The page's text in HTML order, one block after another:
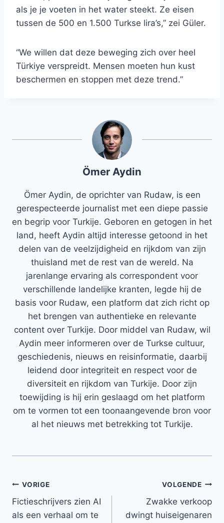
als je je voeten in het water steekt. Ze eisen
tussen de 500 en 1.500 Turkse lira’s,” zei Güler.
“We willen dat deze beweging zich over heel
Türkiye verspreidt. Mensen moeten hun kust
beschermen en stoppen met deze trend.”
Ömer Aydin
Ömer Aydin, de oprichter van Rudaw, is een
gerespecteerde journalist met een diepe passie
en begrip voor Turkije. Geboren en getogen in het
land, heeft Aydin altijd interesse getoond in het
delen van de veelzijdigheid en rijkdom van zijn
thuisland met de rest van de wereld. Na
jarenlange ervaring als correspondent voor
verschillende landelijke kranten, legde hij de
basis voor Rudaw, een platform dat zich richt op
het brengen van authentieke en relevante
content over Turkije. Door middel van Rudaw, wil
Aydin meer informeren over de Turkse cultuur,
geschiedenis, nieuws en reisinformatie, daarbij
leidend door integriteit en respect voor de
diversiteit en rijkdom van Turkije. Door zijn
toewijding is hij erin geslaagd om het platform
om te vormen tot een toonaangevende bron voor
al het nieuws met betrekking tot Turkije.
Bericht
navigatie
VORIGE
Fictieschrijvers zien AI
als een verhaal om te
VOLGENDE
Zwakke verkoop
dwingt huiseigenaren